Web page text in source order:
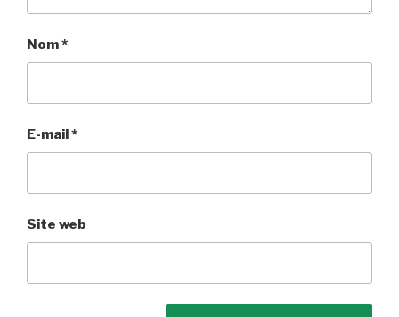
Nom*
E-mail *
Site web